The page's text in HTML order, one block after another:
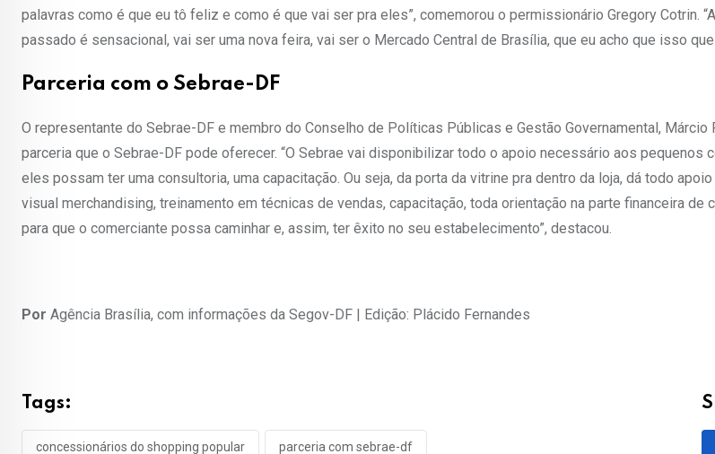
palavras como é que eu tô feliz e como é que vai ser pra eles”, comemorou o permissionário Gregory Cotrin.
passado é sensacional, vai ser uma nova feira, vai ser o Mercado Central de Brasília, que eu acho que isso
Parceria com o Sebrae-DF
O representante do Sebrae-DF e membro do Conselho de Políticas Públicas e Gestão Governamental, Márcio
parceria que o Sebrae-DF pode oferecer. “O Sebrae vai disponibilizar todo o apoio necessário aos pequenos
eles possam ter uma consultoria, uma capacitação. Ou seja, da porta da vitrine pra dentro da loja, dá todo
visual merchandising, treinamento em técnicas de vendas, capacitação, toda orientação na parte financeira de
para que o comerciante possa caminhar e, assim, ter êxito no seu estabelecimento”, destacou.
Por Agência Brasília, com informações da Segov-DF | Edição: Plácido Fernandes
Tags:
concessionários do shopping popular parceria com sebrae-df